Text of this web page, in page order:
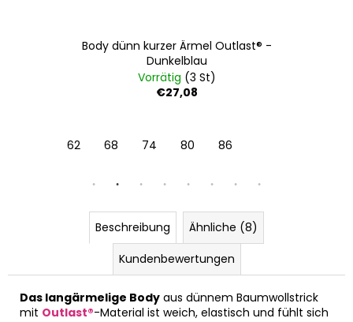
6 | 54-57 cm
Body dünn kurzer Ärmel Outlast® -
Dunkelblau
Vorrätig (3 St)
€27,08
62 68 74 80 86
Beschreibung
Ähnliche (8)
Kundenbewertungen
Das langärmelige Body aus dünnem Baumwollstrick
mit Outlast®-Material ist weich, elastisch und fühlt sich